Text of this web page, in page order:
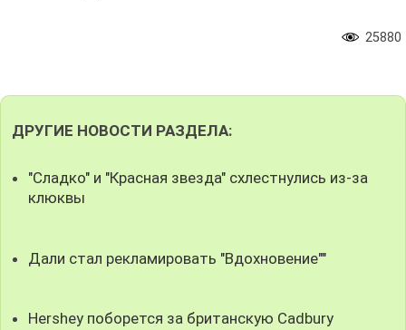
25880
ДРУГИЕ НОВОСТИ РАЗДЕЛА:
"Сладко" и "Красная звезда" схлестнулись из-за
клюквы
Дали стал рекламировать "Вдохновение""
Hershey поборется за британскую Cadbury